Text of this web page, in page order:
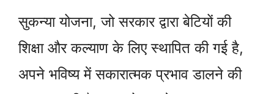
सुकन्या योजना, जो सरकार द्वारा बेटियों की
शिक्षा और कल्याण के लिए स्थापित की गई है,
अपने भविष्य में सकारात्मक प्रभाव डालने की